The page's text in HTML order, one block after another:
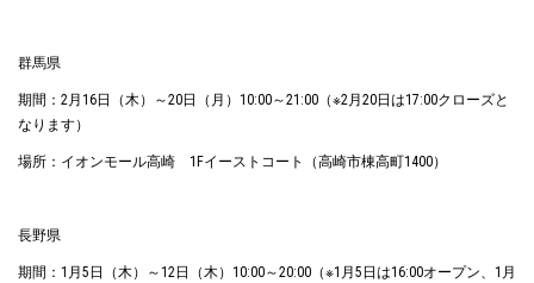
群馬県
期間：2月16日（木）～20日（月）10:00～21:00（※2月20日は17:00クローズと
なります）
場所：イオンモール高崎 1Fイーストコート（高崎市棟高町1400）
長野県
期間：1月5日（木）～12日（木）10:00～20:00（※1月5日は16:00オープン、1月